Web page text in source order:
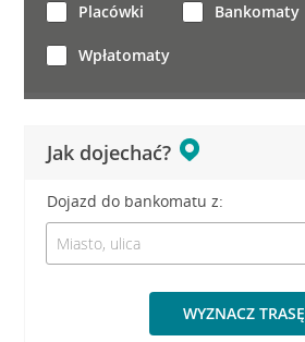
Jak dojechać?
Dojazd do bankomatu z:
WYZNACZ TRASĘ
Placówki Bankomaty
Wpłatomaty